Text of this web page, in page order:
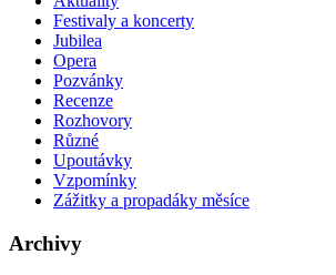
Festivaly a koncerty
Jubilea
Opera
Pozvánky
Recenze
Rozhovory
Různé
Upoutávky
Vzpomínky
Zážitky a propadáky měsíce
Archivy